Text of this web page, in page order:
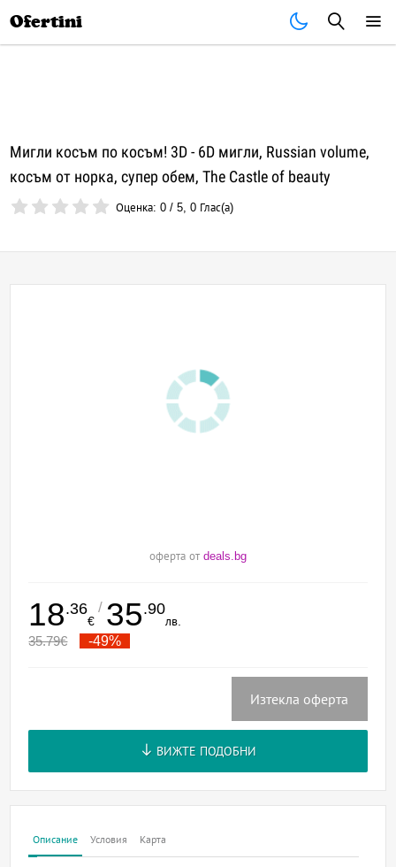
Ofertini
Мигли косъм по косъм! 3D - 6D мигли, Russian volume,
косъм от норка, супер обем, The Castle of beauty
Оценка:0 /5,0 Глас(а)
оферта от deals.bg
18.36
€
/ 35.90
лв.
35.79€ -49%
Изтекла оферта
ВИЖТЕ ПОДОБНИ
Описание Условия Карта